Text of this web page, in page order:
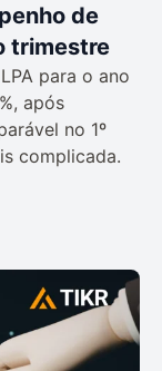
de
trimestre
para o ano
após
no 1º
complicada.